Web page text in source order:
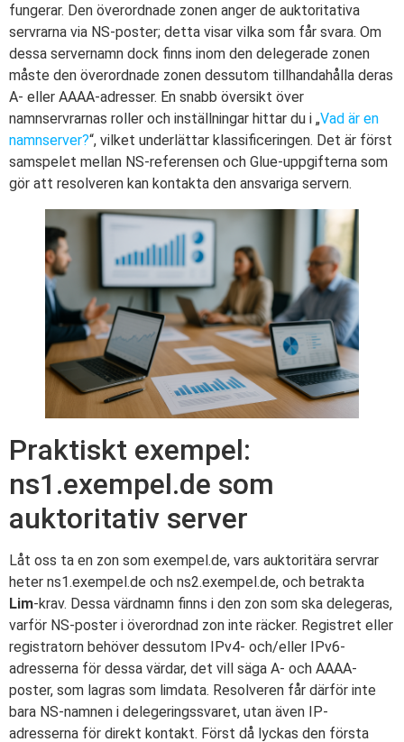
fungerar. Den överordnade zonen anger de auktoritativa
servrarna via NS-poster; detta visar vilka som får svara. Om
dessa servernamn dock finns inom den delegerade zonen
måste den överordnade zonen dessutom tillhandahålla deras
A- eller AAAA-adresser. En snabb översikt över
namnservrarnas roller och inställningar hittar du i „Vad är en
namnserver?“, vilket underlättar klassificeringen. Det är först
samspelet mellan NS-referensen och Glue-uppgifterna som
gör att resolveren kan kontakta den ansvariga servern.
Praktiskt exempel:
ns1.exempel.de som
auktoritativ server
Låt oss ta en zon som exempel.de, vars auktoritära servrar
heter ns1.exempel.de och ns2.exempel.de, och betrakta
Lim-krav. Dessa värdnamn finns i den zon som ska delegeras,
varför NS-poster i överordnad zon inte räcker. Registret eller
registratorn behöver dessutom IPv4- och/eller IPv6-
adresserna för dessa värdar, det vill säga A- och AAAA-
poster, som lagras som limdata. Resolveren får därför inte
bara NS-namnen i delegeringssvaret, utan även IP-
adresserna för direkt kontakt. Först då lyckas den första